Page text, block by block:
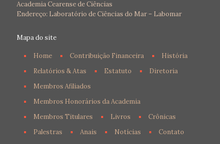
Academia Cearense de Ciências
Endereço: Laboratório de Ciências do Mar – Labomar
Mapa do site
Home Contribuição Financeira
História
Relatórios & Atas
Estatuto
Diretoria
Membros Afiliados
Membros Honorários da Academia
Membros Titulares
Livros
Crônicas
Palestras
Anais Notícias Contato